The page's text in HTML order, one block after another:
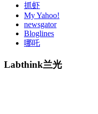
抓虾
My Yahoo!
newsgator
Bloglines
哪吒
Labthink兰光